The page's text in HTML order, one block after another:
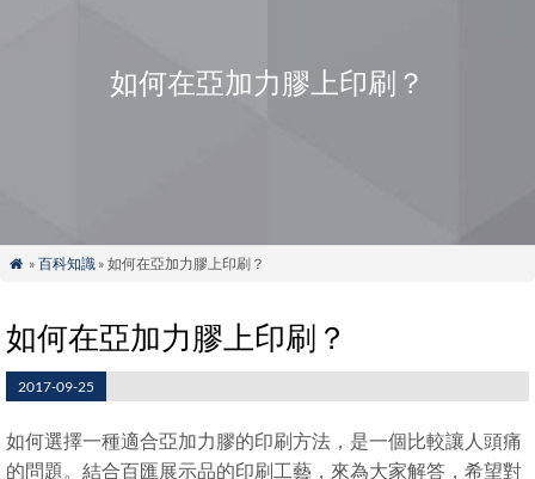
如何在亞加力膠上印刷？
 » 百科知識» 如何在亞加力膠上印刷？
如何在亞加力膠上印刷？
2017-09-25
如何選擇一種適合亞加力膠的印刷方法，是一個比較讓人頭痛
的問題。結合百匯展示品的印刷工藝，來為大家解答，希望對